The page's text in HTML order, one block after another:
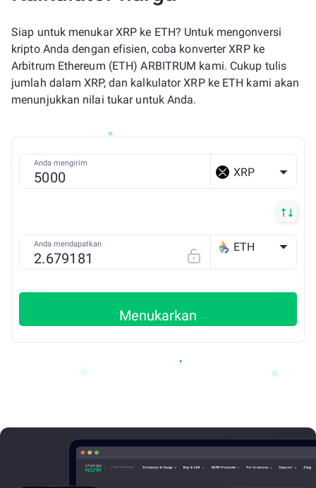
Siap untuk menukar XRP ke ETH? Untuk mengonversi
kripto Anda dengan efisien, coba konverter XRP ke
Arbitrum Ethereum (ETH) ARBITRUM kami. Cukup tulis
jumlah dalam XRP, dan kalkulator XRP ke ETH kami akan
menunjukkan nilai tukar untuk Anda.
Anda mengirim
XRP
Anda mendapatkan ETH
Menukarkan